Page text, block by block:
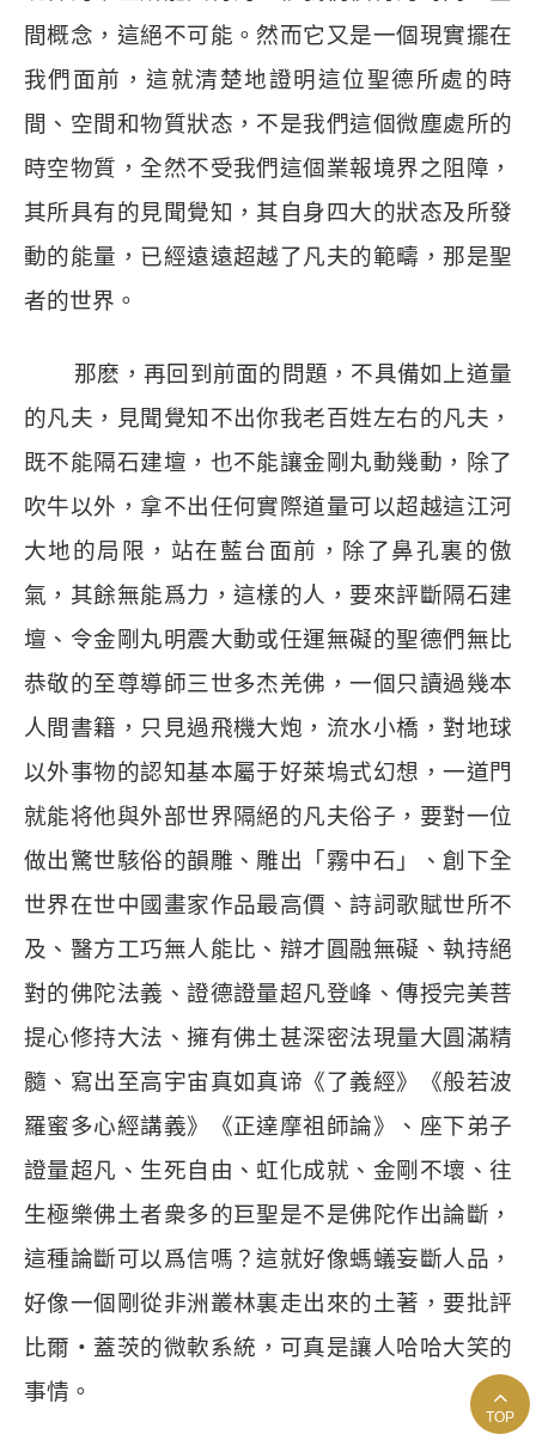
間概念，這絕不可能。然而它又是一個現實擺在
我們面前，這就清楚地證明這位聖德所處的時
間、空間和物質狀态，不是我們這個微塵處所的
時空物質，全然不受我們這個業報境界之阻障，
其所具有的見聞覺知，其自身四大的狀态及所發
動的能量，已經遠遠超越了凡夫的範疇，那是聖
者的世界。
那麽，再回到前面的問題，不具備如上道量
的凡夫，見聞覺知不出你我老百姓左右的凡夫，
既不能隔石建壇，也不能讓金剛丸動幾動，除了
吹牛以外，拿不出任何實際道量可以超越這江河
大地的局限，站在藍台面前，除了鼻孔裏的傲
氣，其餘無能爲力，這樣的人，要來評斷隔石建
壇、令金剛丸明震大動或任運無礙的聖德們無比
恭敬的至尊導師三世多杰羌佛，一個只讀過幾本
人間書籍，只見過飛機大炮，流水小橋，對地球
以外事物的認知基本屬于好萊塢式幻想，一道門
就能将他與外部世界隔絕的凡夫俗子，要對一位
做出驚世駭俗的韻雕、雕出「霧中石」、創下全
世界在世中國畫家作品最高價、詩詞歌賦世所不
及、醫方工巧無人能比、辯才圓融無礙、執持絕
對的佛陀法義、證德證量超凡登峰、傳授完美菩
提心修持大法、擁有佛土甚深密法現量大圓滿精
髓、寫出至高宇宙真如真谛《了義經》《般若波
羅蜜多心經講義》《正達摩祖師論》、座下弟子
證量超凡、生死自由、虹化成就、金剛不壞、往
生極樂佛土者衆多的巨聖是不是佛陀作出論斷，
這種論斷可以爲信嗎？這就好像螞蟻妄斷人品，
好像一個剛從非洲叢林裏走出來的土著，要批評
比爾 ‧ 蓋茨的微軟系統，可真是讓人哈哈大笑的
事情。
TOP